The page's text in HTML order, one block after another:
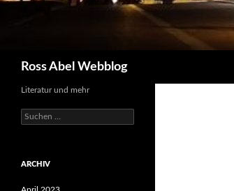
Ross Abel Webblog
Literatur und mehr
Suchen
nach:
ARCHIV